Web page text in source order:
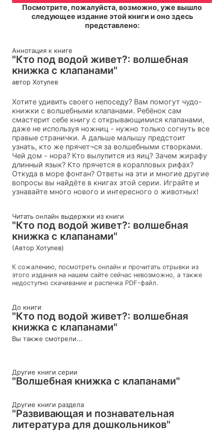
Посмотрите, пожалуйста, возможно, уже вышло
следующее издание этой книги и оно здесь
представлено:
Аннотация к книге
"Кто под водой живет?: волшебная
книжка с клапанами"
автор Хотулев
Хотите удивить своего непоседу? Вам помогут чудо-
книжки с волшебными клапанами. Ребёнок сам
смастерит себе книгу с открывающимися клапанами,
даже не используя ножниц - нужно только согнуть все
правые странички. А дальше малышу предстоит
узнать, кто же прячет¬ся за волшебными створками.
Чей дом - нора? Кто вылупится из яиц? Зачем жирафу
длинный язык? Кто прячется в коралловых рифах?
Откуда в море фонтан? Ответы на эти и многие другие
вопросы вы найдёте в книгах этой серии. Играйте и
узнавайте много нового и интересного о животных!
Читать онлайн выдержки из книги
"Кто под водой живет?: волшебная
книжка с клапанами"
(Автор Хотулев)
К сожалению, посмотреть онлайн и прочитать отрывки из
этого издания на нашем сайте сейчас невозможно, а также
недоступно скачивание и распечка PDF-файл.
До книги
"Кто под водой живет?: волшебная
книжка с клапанами"
Вы также смотрели...
Другие книги серии
"Волшебная книжка с клапанами"
Другие книги раздела
"Развивающая и познавательная
литература для дошкольников"